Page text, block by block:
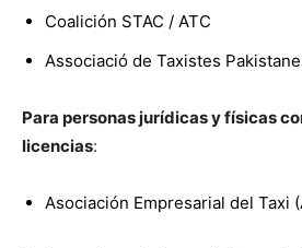
Coalición STAC / ATC
Associació de Taxistes
Para personas jurídicas y físicas
licencias:
Asociación Empresarial del Taxi